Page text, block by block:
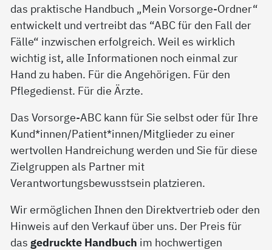
das praktische Handbuch „Mein Vorsorge-Ordner“
entwickelt und vertreibt das “ABC für den Fall der
Fälle“ inzwischen erfolgreich. Weil es wirklich
wichtig ist, alle Informationen noch einmal zur
Hand zu haben. Für die Angehörigen. Für den
Pflegedienst. Für die Ärzte.
Das Vorsorge-ABC kann für Sie selbst oder für Ihre
Kund*innen/Patient*innen/Mitglieder zu einer
wertvollen Handreichung werden und Sie für diese
Zielgruppen als Partner mit
Verantwortungsbewusstsein platzieren.
Wir ermöglichen Ihnen den Direktvertrieb oder den
Hinweis auf den Verkauf über uns. Der Preis für
das gedruckte Handbuch im hochwertigen